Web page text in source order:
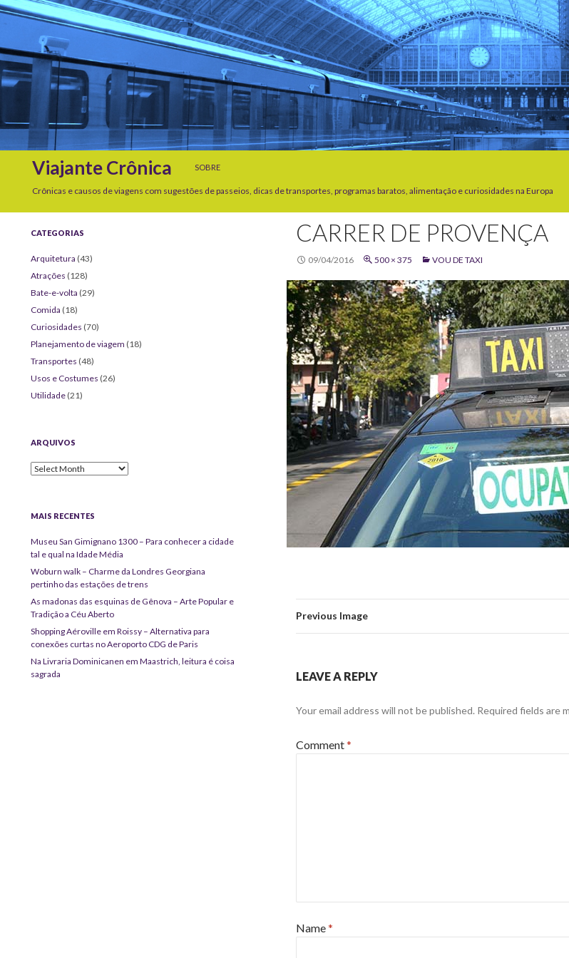
Viajante Crônica
SOBRE
Crônicas e causos de viagens com sugestões de passeios, dicas de transportes, programas baratos, alimentação e curiosidades na Europa
CARRER DE PROVENÇA
09/04/2016 500 × 375 VOU DE TAXI
Previous Image
LEAVE A REPLY
Your email address will not be published. Required fields are
Comment*
Name*
CATEGORIAS
Arquitetura (43)
Atrações (128)
Bate-e-volta (29)
Comida (18)
Curiosidades (70)
Planejamento de viagem (18)
Transportes (48)
Usos e Costumes (26)
Utilidade (21)
ARQUIVOS
Arquivos
MAIS RECENTES
Museu San Gimignano 1300 – Para conhecer a cidade
tal e qual na Idade Média
Woburn walk – Charme da Londres Georgiana
pertinho das estações de trens
As madonas das esquinas de Gênova – Arte Popular e
Tradição a Céu Aberto
Shopping Aéroville em Roissy – Alternativa para
conexões curtas no Aeroporto CDG de Paris
Na Livraria Dominicanen em Maastrich, leitura é coisa
sagrada